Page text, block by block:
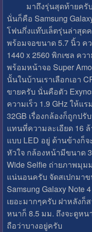
มาถึงรุ่นสุดท้ายครับ
นั่นก็คือ Samsung
โฟนกึ่งแท๊บเล็ตรุ่นล่าสุดค
พร้อมจอขนาด 5.7 นิ้ว ค
1440 x 2560 พิกเซล ค
พร้อมหน้าจอ Super
นั้นในบ้านเราเลือกเอา
ขายครับ นั่นคือตัว
ความเร็ว 1.9 GHz ให้แ
32GB เรื่องกล้องก็ถูกป
แทนที่ความละเอียด 16
แบบ LED อยู่ ด้านข้างก็จ
หัวใจ กล้องหน้ามีขนาด
Wide Selfie ถ่ายภาพมุ
แน่นอนครับ จัดสเปกมา
Samsung Galaxy Note
เยอะมากๆครับ ฝาหลังก็
หนาก็ 8.5 มม. ถึงจะดูหน
ถือว่าบางอยู่ครับ